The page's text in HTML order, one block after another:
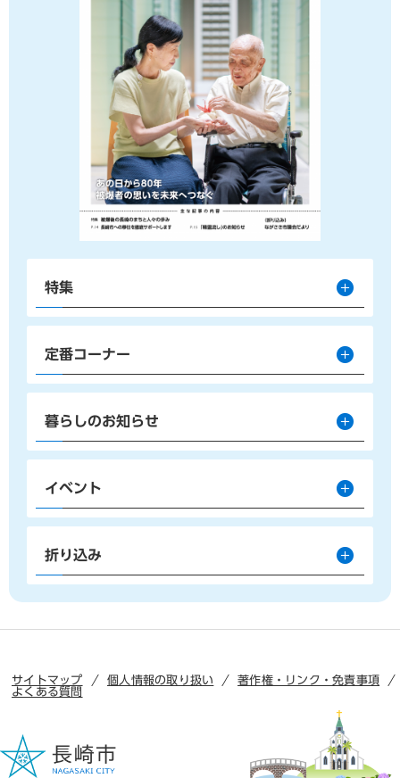
特集
定番コーナー
暮らしのお知らせ
イベント
折り込み
サイトマップ 個人情報の取り扱い
著作権・リンク・免責事項
よくある質問